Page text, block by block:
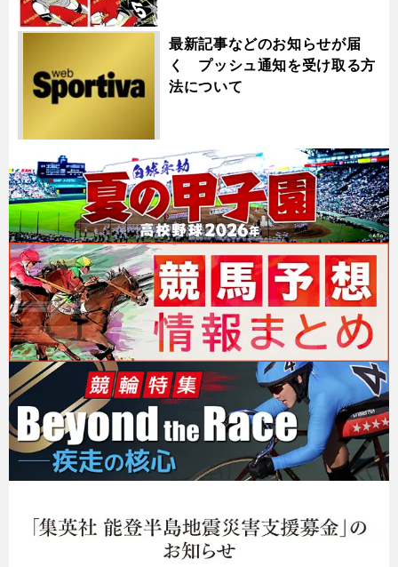
最新記事などのお知らせが届
く プッシュ通知を受け取る方
法について